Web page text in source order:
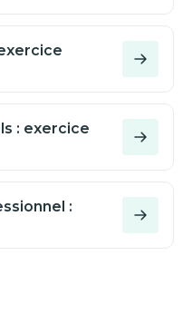
: exercice
: